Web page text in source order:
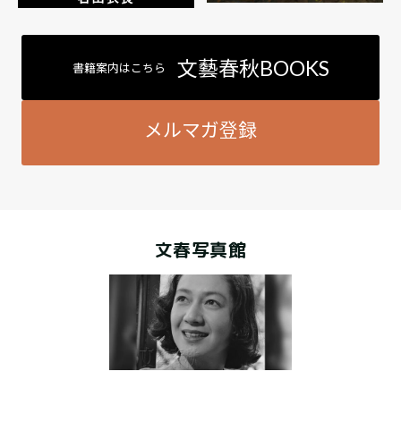
書籍案内はこちら 文藝春秋BOOKS
メルマガ登録
文春写真館